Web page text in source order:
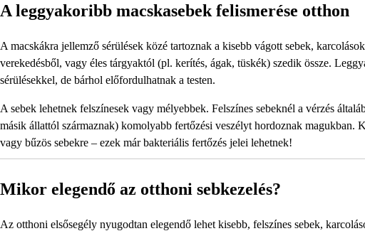
A leggyakoribb macskasebek felismerése otthon
A macskákra jellemző sérülések közé tartoznak a kisebb vágott sebek,
verekedésből, vagy éles tárgyaktól (pl. kerítés, ágak, tüskék) szedik össze.
sérülésekkel, de bárhol előfordulhatnak a testen.
A sebek lehetnek felszínesek vagy mélyebbek. Felszínes sebeknél a vérzés
másik állattól származnak) komolyabb fertőzési veszélyt hordoznak magukban.
vagy bűzös sebekre – ezek már bakteriális fertőzés jelei lehetnek!
Mikor elegendő az otthoni sebkezelés?
Az otthoni elsősegély nyugodtan elegendő lehet kisebb, felszínes sebek,